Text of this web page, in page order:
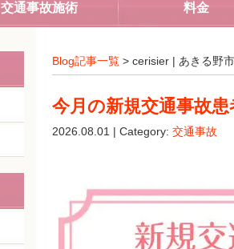
交通事故施術 料金
Blog記事一覧 > cerisier | あきる野
今月の新規交通事故
2026.08.01 | Category: 交通事故